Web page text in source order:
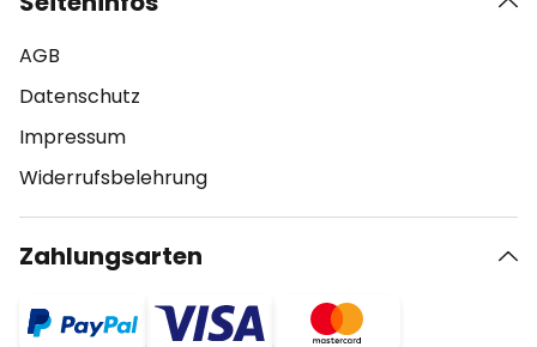
AGB
Datenschutz
Impressum
Widerrufsbelehrung
Zahlungsarten